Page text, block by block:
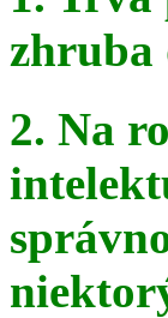
zhruba
2. Na